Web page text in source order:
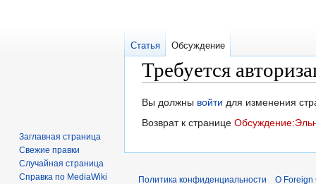
Требуется
Перейти
к
Перейти
к
Вы должны войти для изменения
Возврат к странице
Статья Обсуждение
Заглавная страница
Свежие правки
Случайная страница
Справка по MediaWiki
Политика конфиденциальности О Foreign